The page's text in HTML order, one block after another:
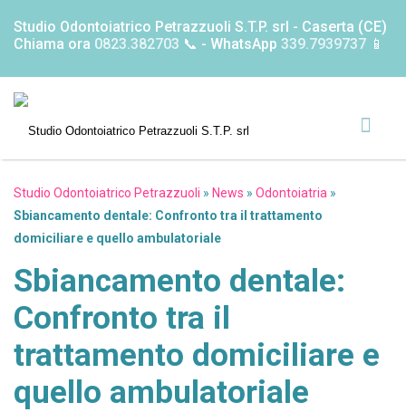
Studio Odontoiatrico Petrazzuoli S.T.P. srl - Caserta (CE)
Chiama ora 0823.382703 📞 - WhatsApp 339.7939737 📱
Studio Odontoiatrico Petrazzuoli » News » Odontoiatria »
Sbiancamento dentale: Confronto tra il trattamento
domiciliare e quello ambulatoriale
Sbiancamento dentale:
Confronto tra il
trattamento domiciliare e
quello ambulatoriale